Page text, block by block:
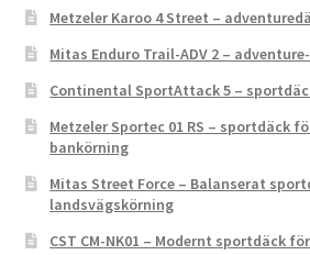
Metzeler Karoo 4 Street –
Mitas Enduro Trail-ADV 2 –
Continental SportAttack 5 –
Metzeler Sportec 01 RS – sportdäck
bankörning
Mitas Street Force – Balanserat
landsvägskörning
CST CM-NK01 – Modernt sportdäck